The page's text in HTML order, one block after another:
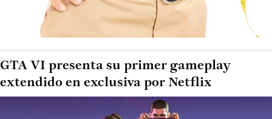
GTA VI presenta su primer gameplay
extendido en exclusiva por Netflix